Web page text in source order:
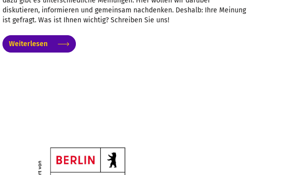
diskutieren, informieren und gemeinsam nachdenken. Deshalb: Ihre Meinung
ist gefragt. Was ist Ihnen wichtig? Schreiben Sie uns!
Weiterlesen